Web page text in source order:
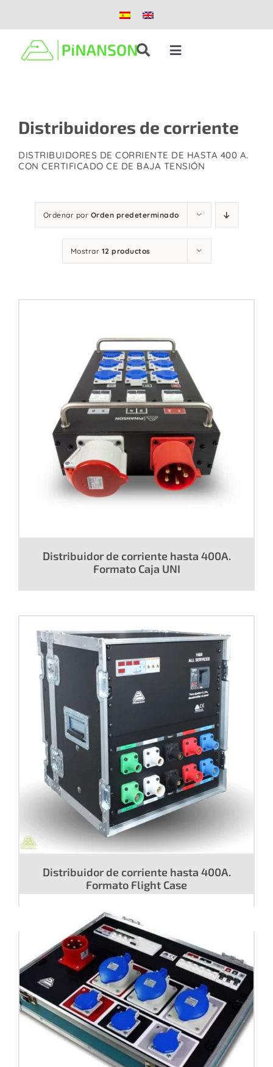
contenido
Toggle
Productos
Casos de éxito
Blog
Distribuidores de corriente
DISTRIBUIDORES DE CORRIENTE DE HASTA 400 A.
CON CERTIFICADO CE DE BAJA TENSIÓN
Ordenar por Orden predeterminado
Mostrar 12 productos
Distribuidor de corriente hasta 400A.
Formato Caja UNI
Distribuidor de corriente hasta 400A.
Formato Flight Case